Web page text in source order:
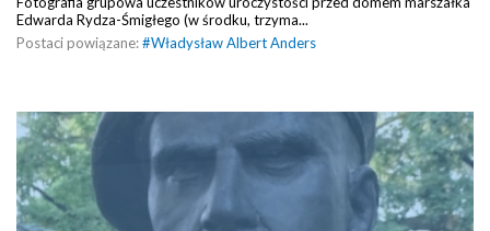
Edwarda Rydza-Śmigłego (w środku, trzyma...
Postaci powiązane:#Władysław Albert Anders